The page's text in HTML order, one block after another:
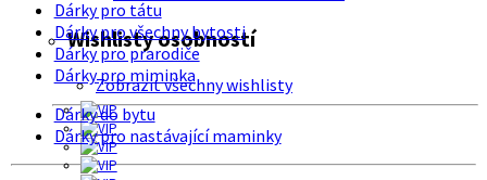
Wishlisty osobností
Zobrazit všechny wishlisty
Dárky pro tátu
Dárky pro všechny bytosti
Dárky pro prarodiče
Dárky pro miminka
Dárky do bytu
Dárky pro nastávající maminky